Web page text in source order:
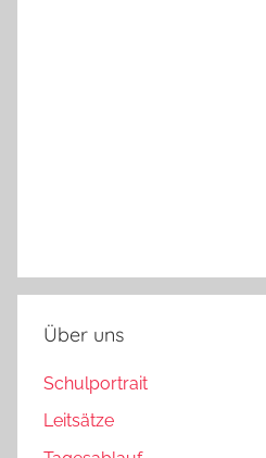
Über uns
Schulportrait
Leitsätze